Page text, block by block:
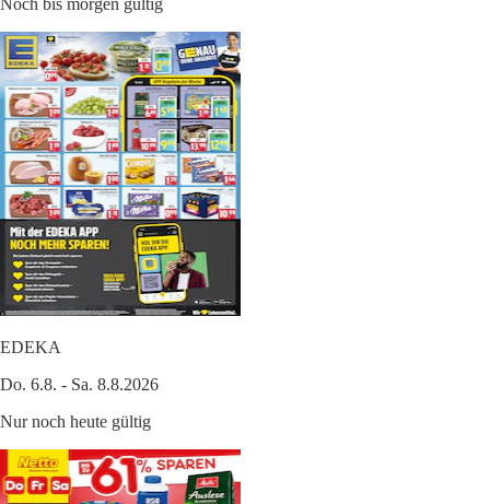
Noch bis morgen gültig
EDEKA
Do. 6.8. - Sa. 8.8.2026
Nur noch heute gültig